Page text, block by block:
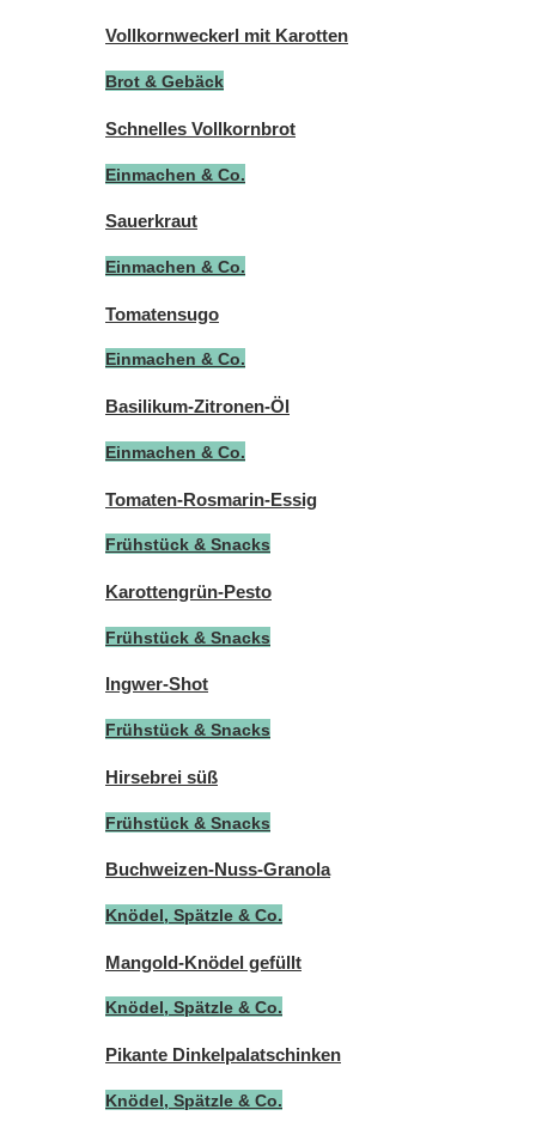
Vollkornweckerl mit Karotten
Brot & Gebäck
Schnelles Vollkornbrot
Einmachen & Co.
Sauerkraut
Einmachen & Co.
Tomatensugo
Einmachen & Co.
Basilikum-Zitronen-Öl
Einmachen & Co.
Tomaten-Rosmarin-Essig
Frühstück & Snacks
Karottengrün-Pesto
Frühstück & Snacks
Ingwer-Shot
Frühstück & Snacks
Hirsebrei süß
Frühstück & Snacks
Buchweizen-Nuss-Granola
Knödel, Spätzle & Co.
Mangold-Knödel gefüllt
Knödel, Spätzle & Co.
Pikante Dinkelpalatschinken
Knödel, Spätzle & Co.